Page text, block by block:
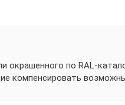
окрашенного по RAL-
компенсировать